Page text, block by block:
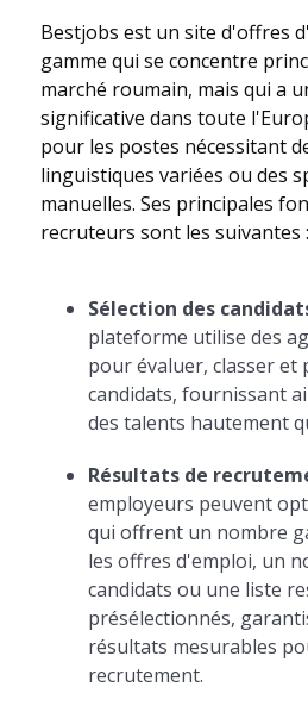
Bestjobs est un site d'offres
gamme qui se concentre
marché roumain, mais qui a
significative dans toute
pour les postes nécessitant
linguistiques variées ou des
manuelles. Ses principales
recruteurs sont les suivantes :
Sélection des
plateforme utilise des
pour évaluer, classer et
candidats, fournissant
des talents hautement
Résultats de
employeurs peuvent
qui offrent un nombre
les offres d'emploi, un
candidats ou une liste
présélectionnés,
résultats mesurables
recrutement.